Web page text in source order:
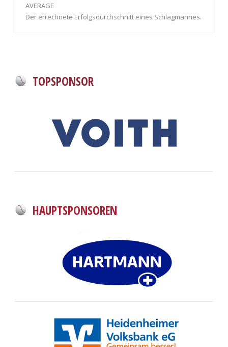
AVERAGE
Der errechnete Erfolgsdurchschnitt eines Schlagmannes.
TOPSPONSOR
HAUPTSPONSOREN